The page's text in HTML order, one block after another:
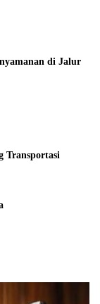
di Jalur
Transportasi